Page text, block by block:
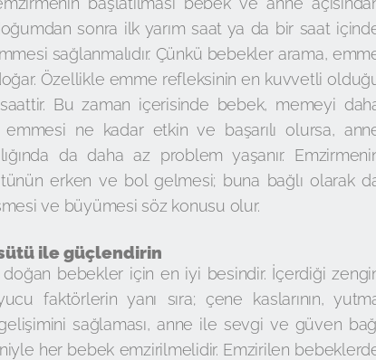
sonra ilk yarım saat ya da bir saat
sağlanmalıdır. Çünkü bebekler arama,
Özellikle emme refleksinin en kuvvetli
Bu zaman içerisinde bebek, memeyi
ne kadar etkin ve başarılı olursa,
da daha az problem yaşanır.
erken ve bol gelmesi; buna bağlı olarak
ve büyümesi söz konusu olur.
ile güçlendirin
bebekler için en iyi besindir. İçerdiği
faktörlerin yanı sıra; çene kaslarının,
gelişimini sağlaması, anne ile sevgi ve güven
her bebek emzirilmelidir. Emzirilen